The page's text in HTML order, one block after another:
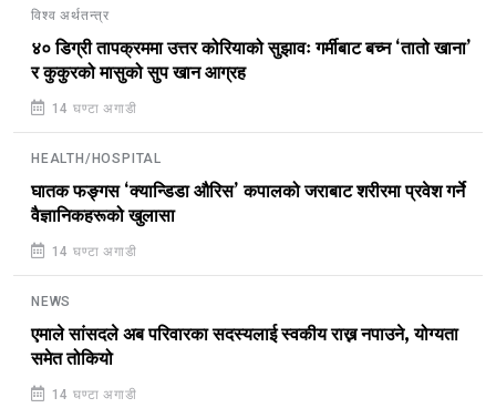
विश्व अर्थतन्त्र
४० डिग्री तापक्रममा उत्तर कोरियाको सुझावः गर्मीबाट बच्न ‘तातो खाना’
र कुकुरको मासुको सुप खान आग्रह
14 घण्टा अगाडी
HEALTH/HOSPITAL
घातक फङ्गस ‘क्यान्डिडा औरिस’ कपालको जराबाट शरीरमा प्रवेश गर्ने
वैज्ञानिकहरूको खुलासा
14 घण्टा अगाडी
NEWS
एमाले सांसदले अब परिवारका सदस्यलाई स्वकीय राख्न नपाउने, योग्यता
समेत तोकियो
14 घण्टा अगाडी